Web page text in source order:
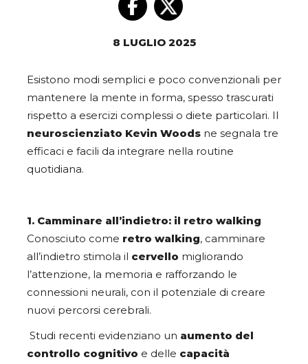
8 LUGLIO 2025
Esistono modi semplici e poco convenzionali per
mantenere la mente in forma, spesso trascurati
rispetto a esercizi complessi o diete particolari. Il
neuroscienziato Kevin Woods ne segnala tre
efficaci e facili da integrare nella routine
quotidiana.
1. Camminare all’indietro: il retro walking
Conosciuto come retro walking, camminare
all’indietro stimola il cervello migliorando
l’attenzione, la memoria e rafforzando le
connessioni neurali, con il potenziale di creare
nuovi percorsi cerebrali.
Studi recenti evidenziano un aumento del
controllo cognitivo e delle capacità